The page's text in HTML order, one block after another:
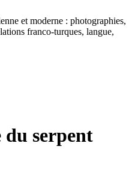
et moderne : photographies,
franco-turques, langue,
serpent